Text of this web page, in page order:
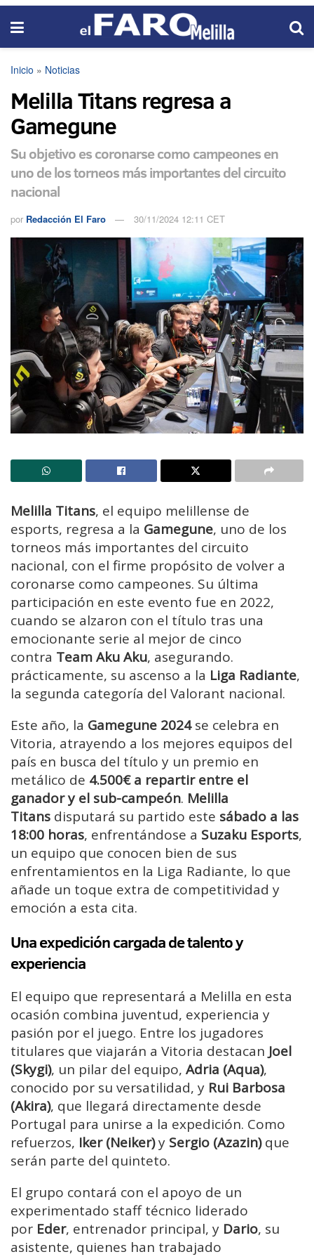
Inicio » Noticias
Melilla Titans regresa a
Gamegune
Su objetivo es coronarse como campeones en
uno de los torneos más importantes del circuito
nacional
por Redacción El Faro 30/11/2024 12:11 CET
Melilla Titans, el equipo melillense de
esports, regresa a la Gamegune, uno de los
torneos más importantes del circuito
nacional, con el firme propósito de volver a
coronarse como campeones. Su última
participación en este evento fue en 2022,
cuando se alzaron con el título tras una
emocionante serie al mejor de cinco
contra Team Aku Aku, asegurando.
prácticamente, su ascenso a la Liga Radiante,
la segunda categoría del Valorant nacional.
Este año, la Gamegune 2024se celebra en
Vitoria, atrayendo a los mejores equipos del
país en busca del título y un premio en
metálico de 4.500€ a repartir entre el
ganador y el sub-campeón. Melilla
Titans disputará su partido este sábado a las
18:00 horas, enfrentándose a Suzaku Esports,
un equipo que conocen bien de sus
enfrentamientos en la Liga Radiante, lo que
añade un toque extra de competitividad y
emoción a esta cita.
Una expedición cargada de talento y
experiencia
El equipo que representará a Melilla en esta
ocasión combina juventud, experiencia y
pasión por el juego. Entre los jugadores
titulares que viajarán a Vitoria destacan Joel
(Skygi), un pilar del equipo, Adria (Aqua),
conocido por su versatilidad, y Rui Barbosa
(Akira), que llegará directamente desde
Portugal para unirse a la expedición. Como
refuerzos, Iker (Neiker)y Sergio (Azazin)que
serán parte del quinteto.
El grupo contará con el apoyo de un
experimentado staff técnico liderado
por Eder, entrenador principal, y Dario, su
asistente, quienes han trabajado